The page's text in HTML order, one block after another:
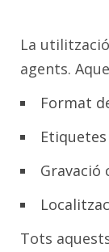
La
agents.
Format
Gravació
Tots